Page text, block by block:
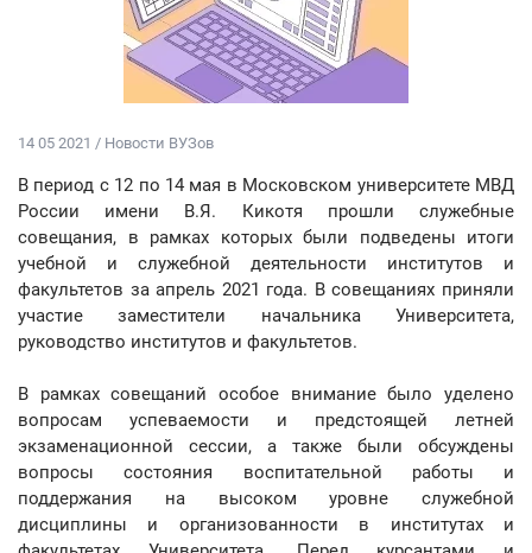
14 05 2021 / Новости ВУЗов
В период с 12 по 14 мая в Московском университете МВД
России имени В.Я. Кикотя прошли служебные
совещания, в рамках которых были подведены итоги
учебной и служебной деятельности институтов и
факультетов за апрель 2021 года. В совещаниях приняли
участие заместители начальника Университета,
руководство институтов и факультетов.
В рамках совещаний особое внимание было уделено
вопросам успеваемости и предстоящей летней
экзаменационной сессии, а также были обсуждены
вопросы состояния воспитательной работы и
поддержания на высоком уровне служебной
дисциплины и организованности в институтах и